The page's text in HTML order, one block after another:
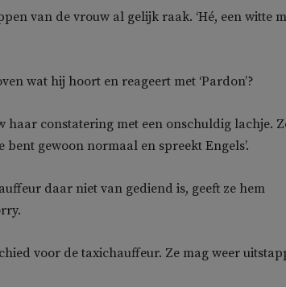
van de vrouw al gelijk raak. ‘Hé, een witte
wat hij hoort en reageert met ‘Pardon’?
haar constatering met een onschuldig lachje.
bent gewoon normaal en spreekt Engels’.
daar niet van gediend is, geeft ze hem
voor de taxichauffeur. Ze mag weer